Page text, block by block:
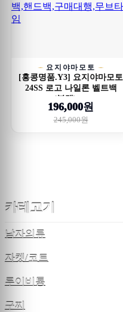
요지야마모토
[홍콩명품.Y3] 요지야마모토
24SS 로고 나일론 벨트백
(블랙), ...
196,000원
245,000원
카테고기
남자의류
자켓/코트
루이비통
구찌